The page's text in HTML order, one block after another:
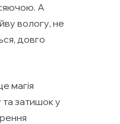
А
вологу, не
довго
магія
затишок у